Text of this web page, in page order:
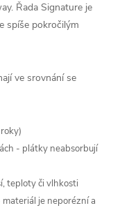
Řada Signature je
spíše pokročilým
ve srovnání se
- plátky neabsorbují
teploty či vlhkosti
je neporézní a